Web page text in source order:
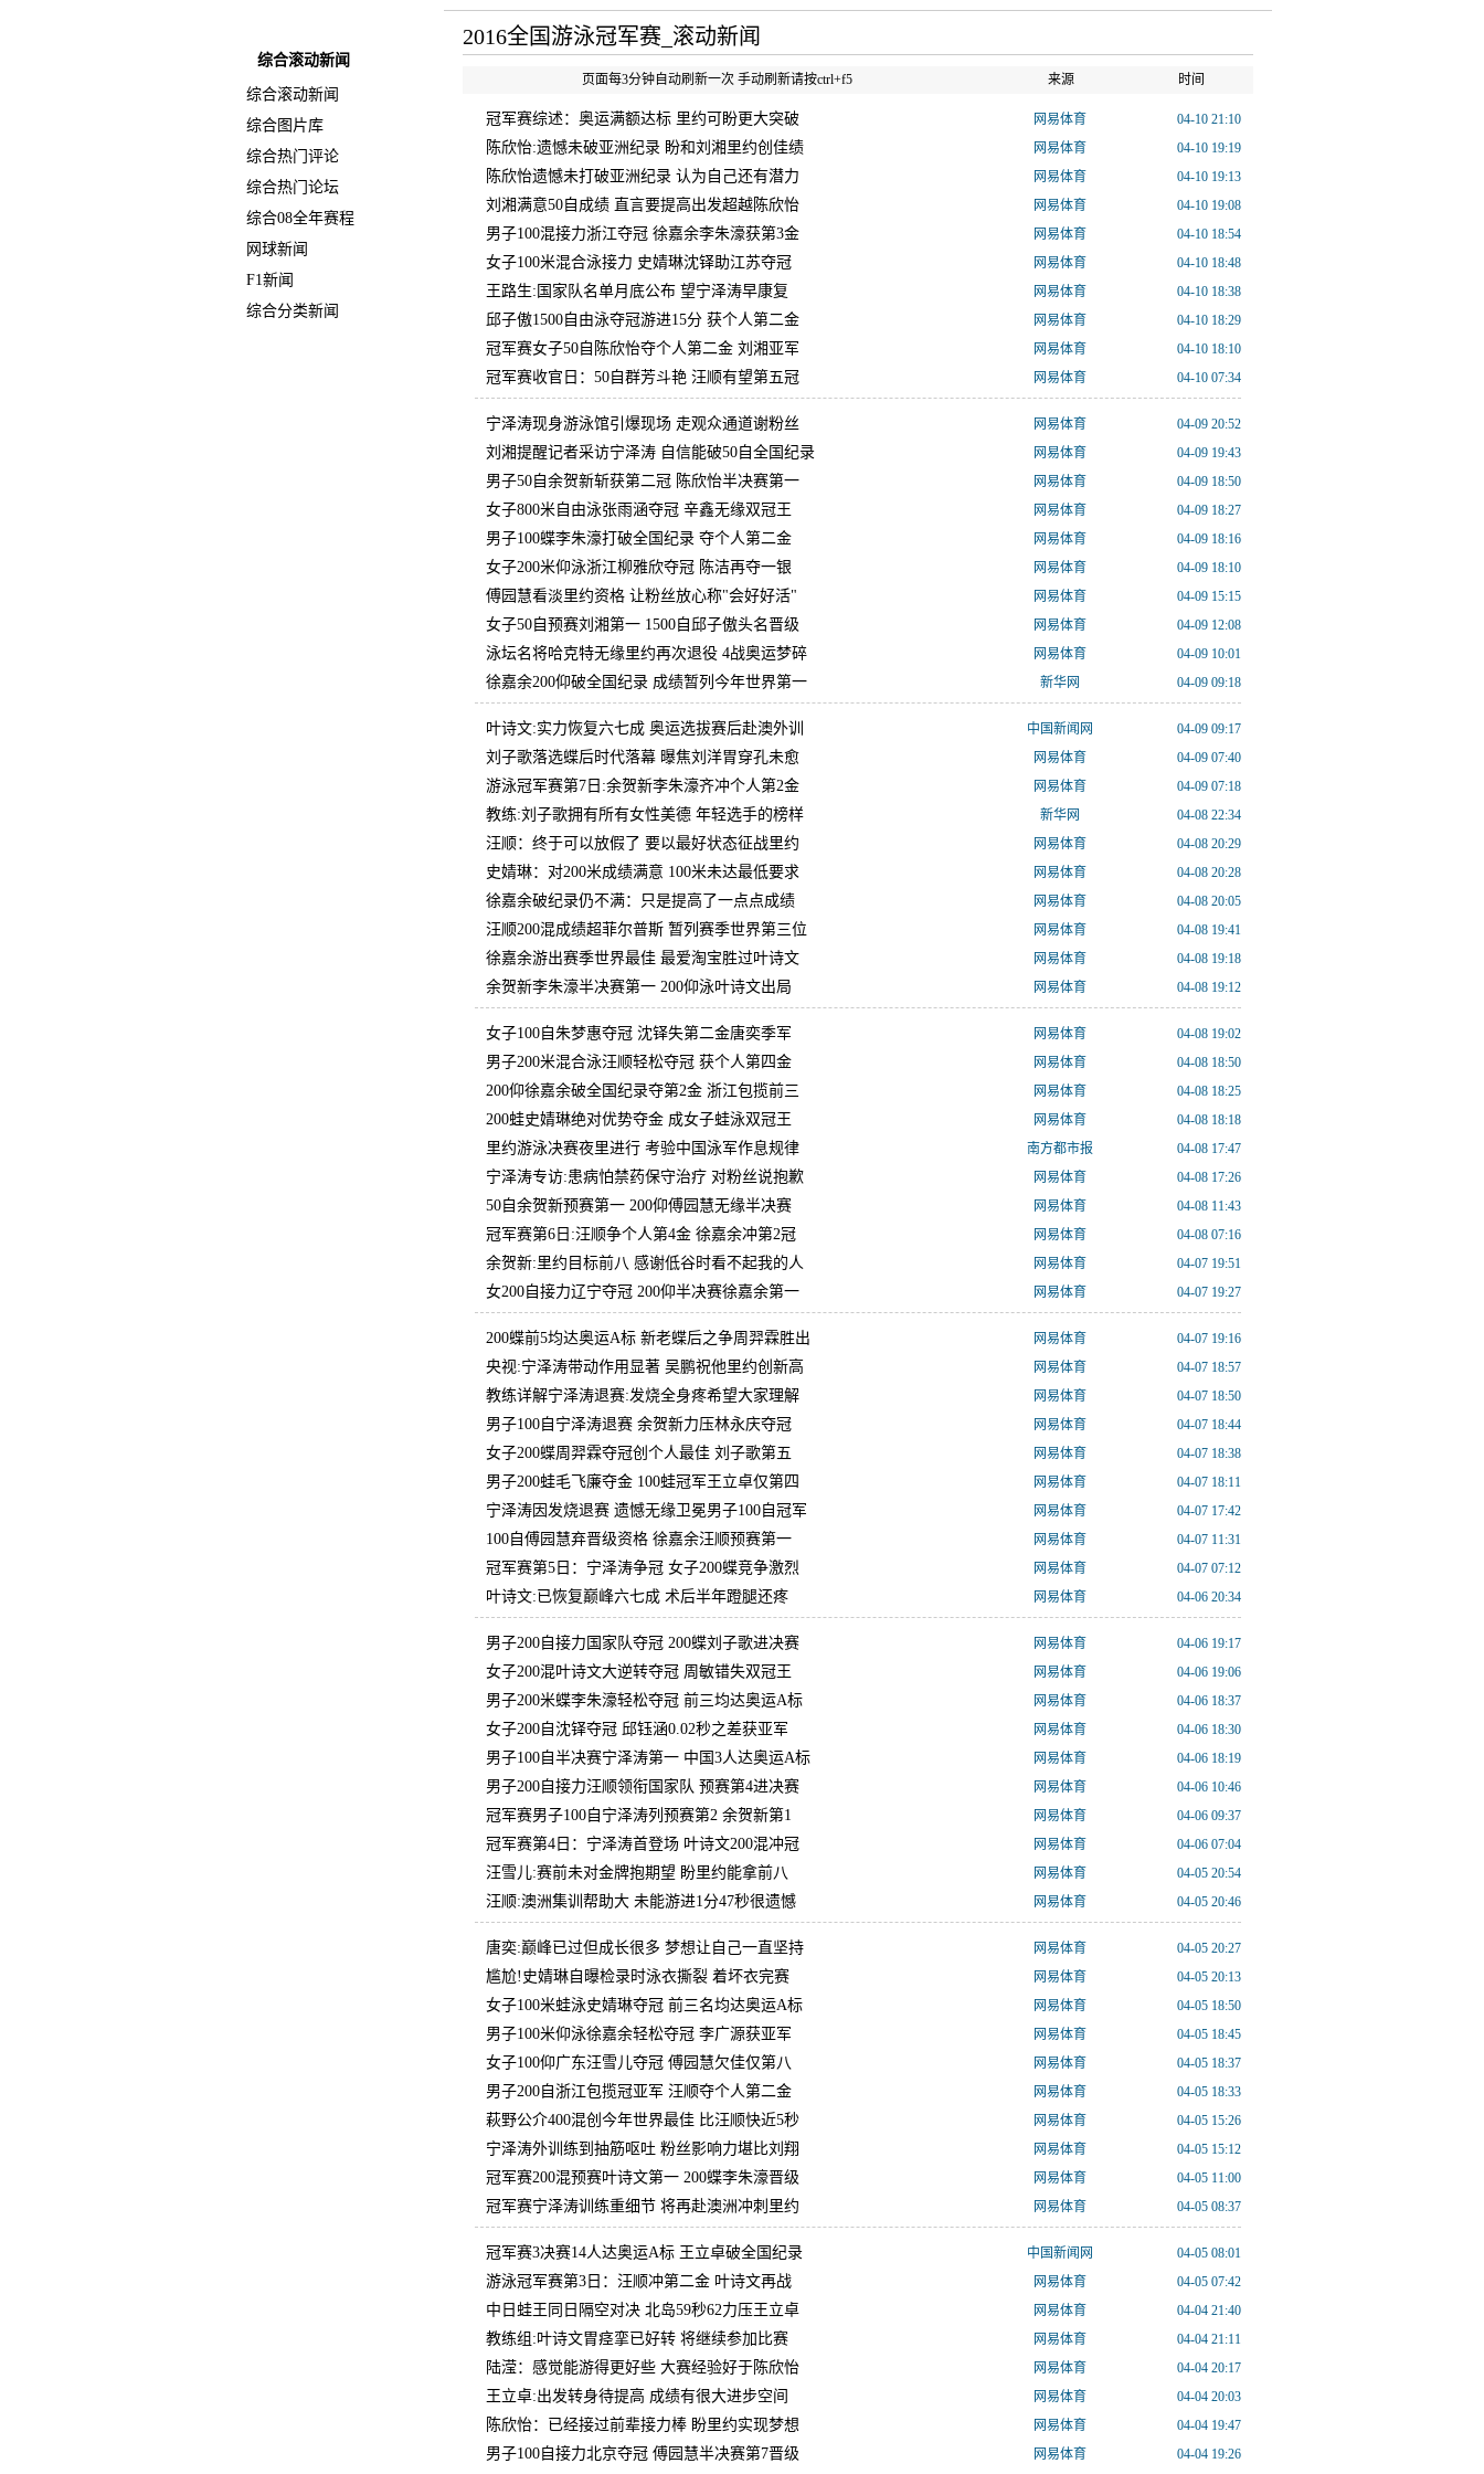
综合滚动新闻
综合滚动新闻
综合图片库
综合热门评论
综合热门论坛
综合08全年赛程
网球新闻
F1新闻
综合分类新闻
2016全国游泳冠军赛_滚动新闻
页面每3分钟自动刷新一次 手动刷新请按ctrl+f5 来源 时间
冠军赛综述：奥运满额达标 里约可盼更大突破 网易体育 04-10 21:10
陈欣怡:遗憾未破亚洲纪录 盼和刘湘里约创佳绩 网易体育 04-10 19:19
陈欣怡遗憾未打破亚洲纪录 认为自己还有潜力 网易体育 04-10 19:13
刘湘满意50自成绩 直言要提高出发超越陈欣怡 网易体育 04-10 19:08
男子100混接力浙江夺冠 徐嘉余李朱濠获第3金 网易体育 04-10 18:54
女子100米混合泳接力 史婧琳沈铎助江苏夺冠 网易体育 04-10 18:48
王路生:国家队名单月底公布 望宁泽涛早康复 网易体育 04-10 18:38
邱子傲1500自由泳夺冠游进15分 获个人第二金 网易体育 04-10 18:29
冠军赛女子50自陈欣怡夺个人第二金 刘湘亚军 网易体育 04-10 18:10
冠军赛收官日：50自群芳斗艳 汪顺有望第五冠 网易体育 04-10 07:34
宁泽涛现身游泳馆引爆现场 走观众通道谢粉丝 网易体育 04-09 20:52
刘湘提醒记者采访宁泽涛 自信能破50自全国纪录 网易体育 04-09 19:43
男子50自余贺新斩获第二冠 陈欣怡半决赛第一 网易体育 04-09 18:50
女子800米自由泳张雨涵夺冠 辛鑫无缘双冠王 网易体育 04-09 18:27
男子100蝶李朱濠打破全国纪录 夺个人第二金 网易体育 04-09 18:16
女子200米仰泳浙江柳雅欣夺冠 陈洁再夺一银 网易体育 04-09 18:10
傅园慧看淡里约资格 让粉丝放心称"会好好活" 网易体育 04-09 15:15
女子50自预赛刘湘第一 1500自邱子傲头名晋级 网易体育 04-09 12:08
泳坛名将哈克特无缘里约再次退役 4战奥运梦碎 网易体育 04-09 10:01
徐嘉余200仰破全国纪录 成绩暂列今年世界第一 新华网 04-09 09:18
叶诗文:实力恢复六七成 奥运选拔赛后赴澳外训 中国新闻网 04-09 09:17
刘子歌落选蝶后时代落幕 曝焦刘洋胃穿孔未愈 网易体育 04-09 07:40
游泳冠军赛第7日:余贺新李朱濠齐冲个人第2金 网易体育 04-09 07:18
教练:刘子歌拥有所有女性美德 年轻选手的榜样 新华网 04-08 22:34
汪顺：终于可以放假了 要以最好状态征战里约 网易体育 04-08 20:29
史婧琳：对200米成绩满意 100米未达最低要求 网易体育 04-08 20:28
徐嘉余破纪录仍不满：只是提高了一点点成绩 网易体育 04-08 20:05
汪顺200混成绩超菲尔普斯 暂列赛季世界第三位 网易体育 04-08 19:41
徐嘉余游出赛季世界最佳 最爱淘宝胜过叶诗文 网易体育 04-08 19:18
余贺新李朱濠半决赛第一 200仰泳叶诗文出局 网易体育 04-08 19:12
女子100自朱梦惠夺冠 沈铎失第二金唐奕季军 网易体育 04-08 19:02
男子200米混合泳汪顺轻松夺冠 获个人第四金 网易体育 04-08 18:50
200仰徐嘉余破全国纪录夺第2金 浙江包揽前三 网易体育 04-08 18:25
200蛙史婧琳绝对优势夺金 成女子蛙泳双冠王 网易体育 04-08 18:18
里约游泳决赛夜里进行 考验中国泳军作息规律 南方都市报 04-08 17:47
宁泽涛专访:患病怕禁药保守治疗 对粉丝说抱歉 网易体育 04-08 17:26
50自余贺新预赛第一 200仰傅园慧无缘半决赛 网易体育 04-08 11:43
冠军赛第6日:汪顺争个人第4金 徐嘉余冲第2冠 网易体育 04-08 07:16
余贺新:里约目标前八 感谢低谷时看不起我的人 网易体育 04-07 19:51
女200自接力辽宁夺冠 200仰半决赛徐嘉余第一 网易体育 04-07 19:27
200蝶前5均达奥运A标 新老蝶后之争周羿霖胜出 网易体育 04-07 19:16
央视:宁泽涛带动作用显著 吴鹏祝他里约创新高 网易体育 04-07 18:57
教练详解宁泽涛退赛:发烧全身疼希望大家理解 网易体育 04-07 18:50
男子100自宁泽涛退赛 余贺新力压林永庆夺冠 网易体育 04-07 18:44
女子200蝶周羿霖夺冠创个人最佳 刘子歌第五 网易体育 04-07 18:38
男子200蛙毛飞廉夺金 100蛙冠军王立卓仅第四 网易体育 04-07 18:11
宁泽涛因发烧退赛 遗憾无缘卫冕男子100自冠军 网易体育 04-07 17:42
100自傅园慧弃晋级资格 徐嘉余汪顺预赛第一 网易体育 04-07 11:31
冠军赛第5日：宁泽涛争冠 女子200蝶竞争激烈 网易体育 04-07 07:12
叶诗文:已恢复巅峰六七成 术后半年蹬腿还疼 网易体育 04-06 20:34
男子200自接力国家队夺冠 200蝶刘子歌进决赛 网易体育 04-06 19:17
女子200混叶诗文大逆转夺冠 周敏错失双冠王 网易体育 04-06 19:06
男子200米蝶李朱濠轻松夺冠 前三均达奥运A标 网易体育 04-06 18:37
女子200自沈铎夺冠 邱钰涵0.02秒之差获亚军 网易体育 04-06 18:30
男子100自半决赛宁泽涛第一 中国3人达奥运A标 网易体育 04-06 18:19
男子200自接力汪顺领衔国家队 预赛第4进决赛 网易体育 04-06 10:46
冠军赛男子100自宁泽涛列预赛第2 余贺新第1 网易体育 04-06 09:37
冠军赛第4日：宁泽涛首登场 叶诗文200混冲冠 网易体育 04-06 07:04
汪雪儿:赛前未对金牌抱期望 盼里约能拿前八 网易体育 04-05 20:54
汪顺:澳洲集训帮助大 未能游进1分47秒很遗憾 网易体育 04-05 20:46
唐奕:巅峰已过但成长很多 梦想让自己一直坚持 网易体育 04-05 20:27
尴尬!史婧琳自曝检录时泳衣撕裂 着坏衣完赛 网易体育 04-05 20:13
女子100米蛙泳史婧琳夺冠 前三名均达奥运A标 网易体育 04-05 18:50
男子100米仰泳徐嘉余轻松夺冠 李广源获亚军 网易体育 04-05 18:45
女子100仰广东汪雪儿夺冠 傅园慧欠佳仅第八 网易体育 04-05 18:37
男子200自浙江包揽冠亚军 汪顺夺个人第二金 网易体育 04-05 18:33
萩野公介400混创今年世界最佳 比汪顺快近5秒 网易体育 04-05 15:26
宁泽涛外训练到抽筋呕吐 粉丝影响力堪比刘翔 网易体育 04-05 15:12
冠军赛200混预赛叶诗文第一 200蝶李朱濠晋级 网易体育 04-05 11:00
冠军赛宁泽涛训练重细节 将再赴澳洲冲刺里约 网易体育 04-05 08:37
冠军赛3决赛14人达奥运A标 王立卓破全国纪录 中国新闻网 04-05 08:01
游泳冠军赛第3日：汪顺冲第二金 叶诗文再战 网易体育 04-05 07:42
中日蛙王同日隔空对决 北岛59秒62力压王立卓 网易体育 04-04 21:40
教练组:叶诗文胃痉挛已好转 将继续参加比赛 网易体育 04-04 21:11
陆滢：感觉能游得更好些 大赛经验好于陈欣怡 网易体育 04-04 20:17
王立卓:出发转身待提高 成绩有很大进步空间 网易体育 04-04 20:03
陈欣怡：已经接过前辈接力棒 盼里约实现梦想 网易体育 04-04 19:47
男子100自接力北京夺冠 傅园慧半决赛第7晋级 网易体育 04-04 19:26